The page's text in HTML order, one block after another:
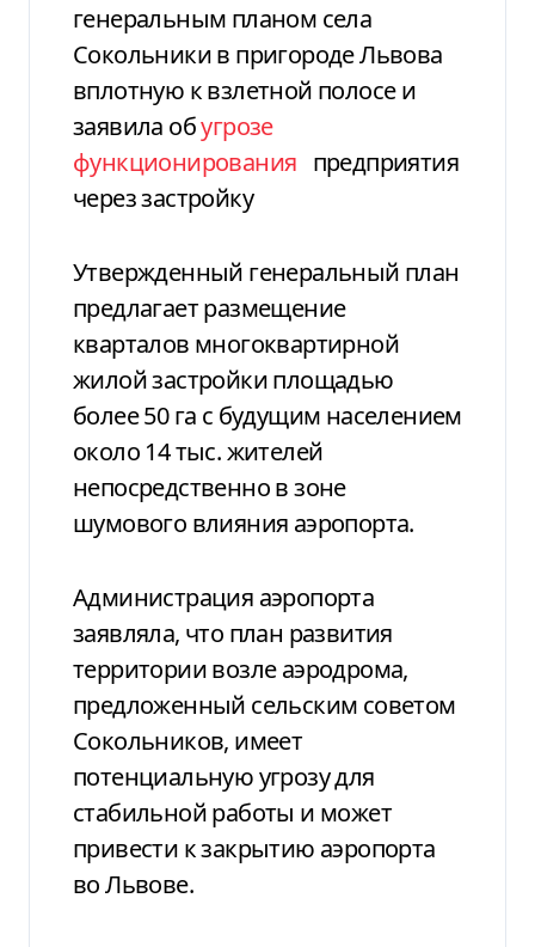
генеральным планом села
Сокольники в пригороде Львова
вплотную к взлетной полосе и
заявила обугрозе
функционирования предприятия
через застройку
Утвержденный генеральный план
предлагает размещение
кварталов многоквартирной
жилой застройки площадью
более 50 га с будущим населением
около 14 тыс. жителей
непосредственно в зоне
шумового влияния аэропорта.
Администрация аэропорта
заявляла, что план развития
территории возле аэродрома,
предложенный сельским советом
Сокольников, имеет
потенциальную угрозу для
стабильной работы и может
привести к закрытию аэропорта
во Львове.